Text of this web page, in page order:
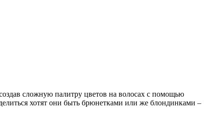
сложную палитру цветов на волосах с помощью
хотят они быть брюнетками или же блондинками –